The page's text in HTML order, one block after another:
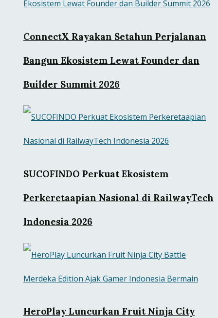
ConnectX Rayakan Setahun Perjalanan
Bangun Ekosistem Lewat Founder dan
Builder Summit 2026
SUCOFINDO Perkuat Ekosistem
Perkeretaapian Nasional di RailwayTech
Indonesia 2026
HeroPlay Luncurkan Fruit Ninja City